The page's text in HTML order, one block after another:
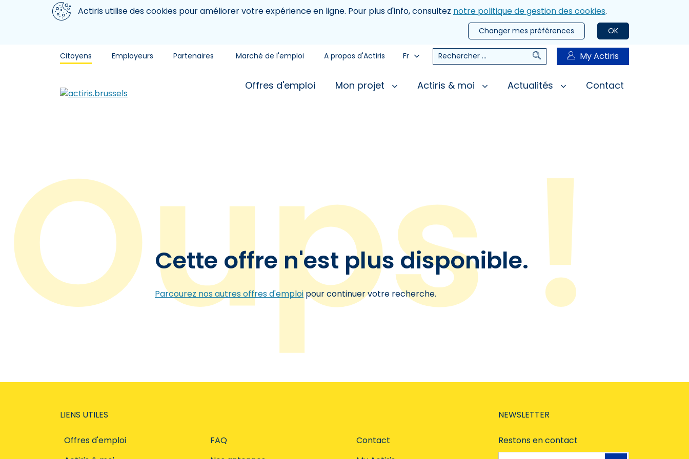
Aller au contenu principal
Nous utilisons des cookiesActiris utilise des cookies pour améliorer votre expérience en ligne. Pour plus d'info, consultez notre politique de gestion des cookies.
OK
Changer mes préférences
Citoyens Employeurs Partenaires Marché de l'emploi A propos d'Actiris Fr Rechercher RechercherMy Actiris
Offres d'emploi Mon projet Actiris & moi Actualités Contact
Cette offre n'est plus disponible.
Parcourez nos autres offres d'emploipour continuer votre recherche.
LIENS UTILES
Offres d'emploi
FAQ
Contact
NEWSLETTER
Restons en contact